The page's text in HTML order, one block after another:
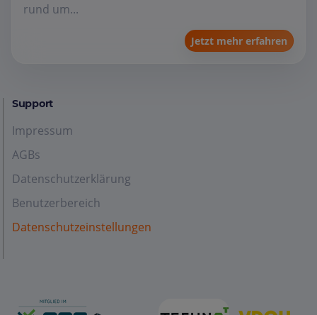
rund um...
Jetzt mehr erfahren
Support
Impressum
AGBs
Datenschutzerklärung
Benutzerbereich
Datenschutzeinstellungen